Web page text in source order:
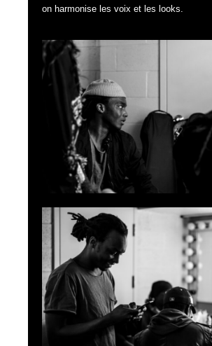
on harmonise les voix et les looks.